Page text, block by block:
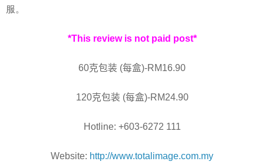
服。
*This review is not paid post*
60克包装 (每盒)-RM16.90
120克包装 (每盒)-RM24.90
Hotline: +603-6272 111
Website: http://www.totalimage.com.my